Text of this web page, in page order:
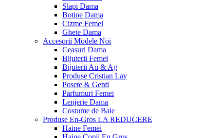
Slapi Dama
Botine Dama
Cizme Femei
Ghete Dama
Accesorii Modele Noi
Ceasuri Dama
Bijuterii Femei
Bijuterii Au & Ag
Produse Cristian Lay
Posete & Genti
Parfumuri Femei
Lenjerie Dama
Costume de Baie
Produse En-Gros LA REDUCERE
Haine Femei